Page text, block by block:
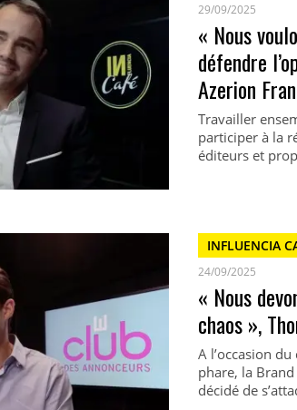
29/09/2025
« Nous
défendre
Azerion
Travailler
participer à la
éditeurs et
INFLUENCIA
24/09/2025
« Nous
chaos »,
A l’occasion
phare, la
décidé de